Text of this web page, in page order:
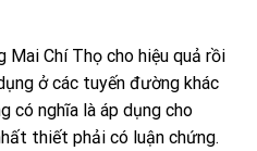
Chí Thọ cho hiệu quả rồi
ở các tuyến đường khác
có nghĩa là áp dụng cho
thiết phải có luận chứng.